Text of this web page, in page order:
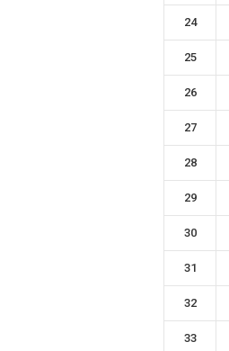
24
25
26
27
28
29
30
31
32
33